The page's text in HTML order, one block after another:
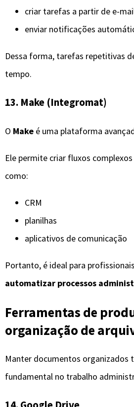
criar tarefas a partir de e-
enviar notificações
Dessa forma, tarefas repetitivas
tempo.
13. Make (Integromat)
O Make é uma plataforma
Ele permite criar fluxos
como:
CRM
planilhas
aplicativos de comunicação
Portanto, é ideal para
automatizar processos
Ferramentas de
organização de
Manter documentos organizados
fundamental no trabalho